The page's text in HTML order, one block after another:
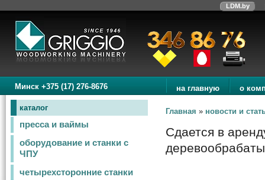
LDM.by
Минск +375 (17) 276-8676 на главную о
каталог
пресса и ваймы
оборудование и станки с
ЧПУ
четырехсторонние станки
Главная » новости и
Сдается в